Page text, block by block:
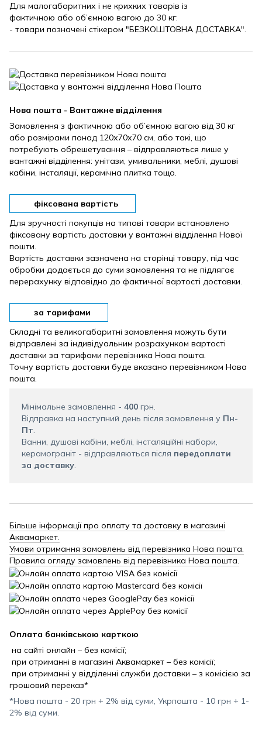
Для малогабаритних і не крихких товарів із
фактичною або об’ємною вагою до 30 кг:
- товари позначені стікером "БЕЗКОШТОВНА ДОСТАВКА".
Нова пошта - Вантажне відділення
Замовлення з фактичною або об’ємною вагою від 30 кг
або розмірами понад 120х70х70 см, або такі, що
потребують обрешетування – відправляються лише у
вантажні відділення: унітази, умивальники, меблі, душові
кабіни, інсталяції, керамічна плитка тощо.
фіксована вартість
Для зручності покупців на типові товари встановлено
фіксовану вартість доставки у вантажні відділення Нової
пошти.
Вартість доставки зазначена на сторінці товару, під час
обробки додається до суми замовлення та не підлягає
перерахунку відповідно до фактичної вартості доставки.
за тарифами
Складні та великогабаритні замовлення можуть бути
відправлені за індивідуальним розрахунком вартості
доставки за тарифами перевізника Нова пошта.
Точну вартість доставки буде вказано перевізником Нова
пошта.
Мінімальне замовлення - 400 грн.
Відправка на наступний день після замовлення у Пн-
Пт.
Ванни, душові кабіни, меблі, інсталяційні набори,
керамограніт - відправляються після передоплати
за доставку.
Більше інформації про оплату та доставку в магазині
Аквамаркет.
Умови отримання замовлень від перевізника Нова пошта.
Правила огляду замовлень від перевізника Нова пошта.
Оплата банківською карткою
на сайті онлайн – без комісії;
при отриманні в магазині Аквамаркет – без комісії;
при отриманні у відділенні служби доставки – з комісією за
грошовий переказ*
*Нова пошта - 20 грн + 2% від суми, Укрпошта - 10 грн + 1-
2% від суми.